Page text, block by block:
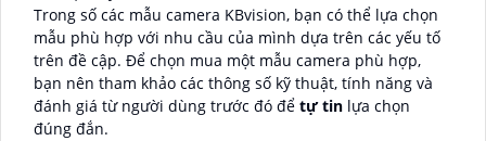
Trong số các mẫu camera KBvision, bạn có thể lựa chọn
mẫu phù hợp với nhu cầu của mình dựa trên các yếu tố
trên đề cập. Để chọn mua một mẫu camera phù hợp,
bạn nên tham khảo các thông số kỹ thuật, tính năng và
đánh giá từ người dùng trước đó để tự tin lựa chọn
đúng đắn.